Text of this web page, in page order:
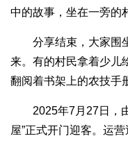
中的故事，坐在一旁的
分享结束，大家围坐
来。有的村民拿着少儿
翻阅着书架上的农技
2025年7月27日，由
屋”正式开门迎客。运